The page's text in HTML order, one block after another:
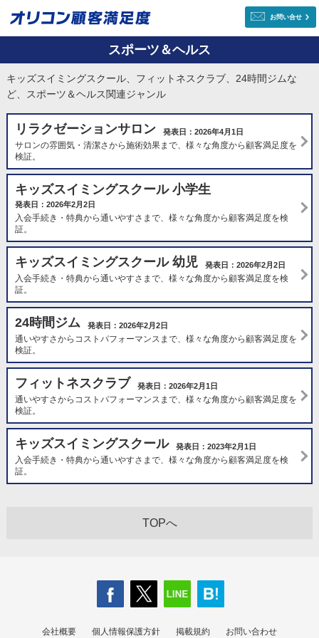
お問い合せ
スポーツ＆ヘルス
キッズスイミングスクール、フィットネスクラブ、24時間ジムな
ど、スポーツ＆ヘルス関連ジャンル
リラクゼーションサロン 発表日：2026年4月1日
サロンの雰囲気・清潔さから施術効果まで、様々な角度から顧客満足度を
検証。
キッズスイミングスクール 小学生
発表日：2026年2月2日
入会手続き・特典から通いやすさまで、様々な角度から顧客満足度を検
証。
キッズスイミングスクール 幼児 発表日：2026年2月2日
入会手続き・特典から通いやすさまで、様々な角度から顧客満足度を検
証。
24時間ジム 発表日：2026年2月2日
通いやすさからコストパフォーマンスまで、様々な角度から顧客満足度を
検証。
フィットネスクラブ 発表日：2026年2月1日
通いやすさからコストパフォーマンスまで、様々な角度から顧客満足度を
検証。
キッズスイミングスクール 発表日：2023年2月1日
入会手続き・特典から通いやすさまで、様々な角度から顧客満足度を検
証。
TOPへ
会社概要 個人情報保護方針 掲載規約 お問い合わせ